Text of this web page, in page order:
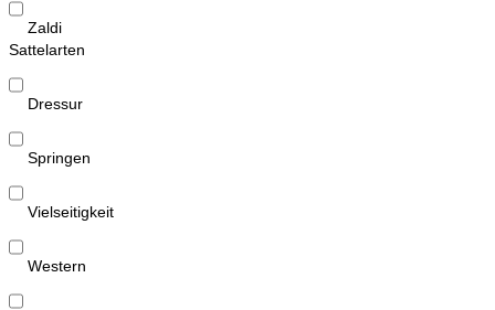
Zaldi
Sattelarten
Dressur
Springen
Vielseitigkeit
Western